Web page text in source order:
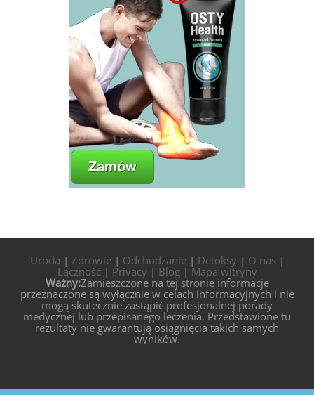
Uroda | Zdrowie| Odchudzanie| Detoksy | O nas |
Łączność | Privacy | Blog| Mapa witryny
Ważny:Zamieszczone na tej stronie informacje
przeznaczone są wyłącznie w celach informacyjnych i nie
mogą skutecznie zastąpić profesjonalnej porady
medycznej lub przepisanego leczenia. Przedstawione tu
rezultaty nie gwarantują osiągnięcia takich samych
wyników.